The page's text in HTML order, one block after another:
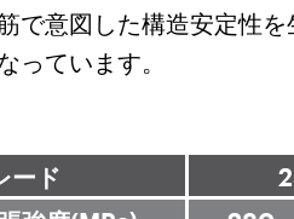
で意図した構造安定性
っています。
ード